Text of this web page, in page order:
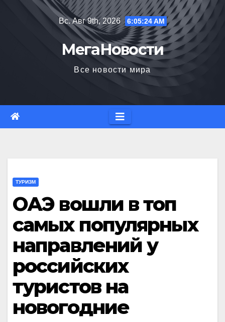
Вс. Авг 9th, 2026 6:05:25 AM
МегаНовости
Все новости мира
ТУРИЗМ
ОАЭ вошли в топ
самых популярных
направлений у
российских
туристов на
новогодние